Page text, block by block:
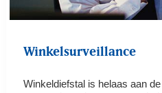
Winkelsurveillance
Winkeldiefstal is helaas aan